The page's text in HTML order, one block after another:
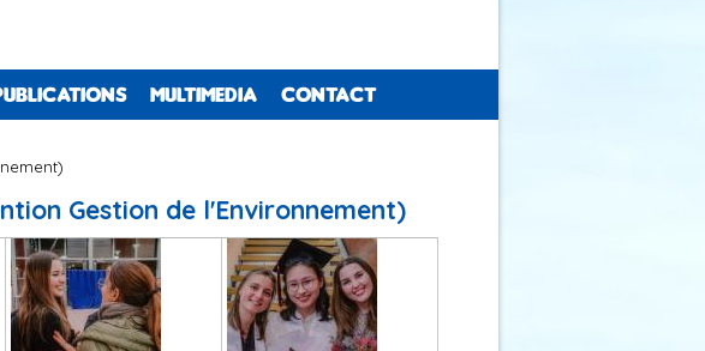
MULTIMEDIA CONTACT
Gestion de l'Environnement)